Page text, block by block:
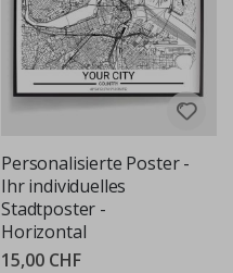
Personalisierte Poster -
Ihr individuelles
Stadtposter -
Horizontal
15,00 CHF